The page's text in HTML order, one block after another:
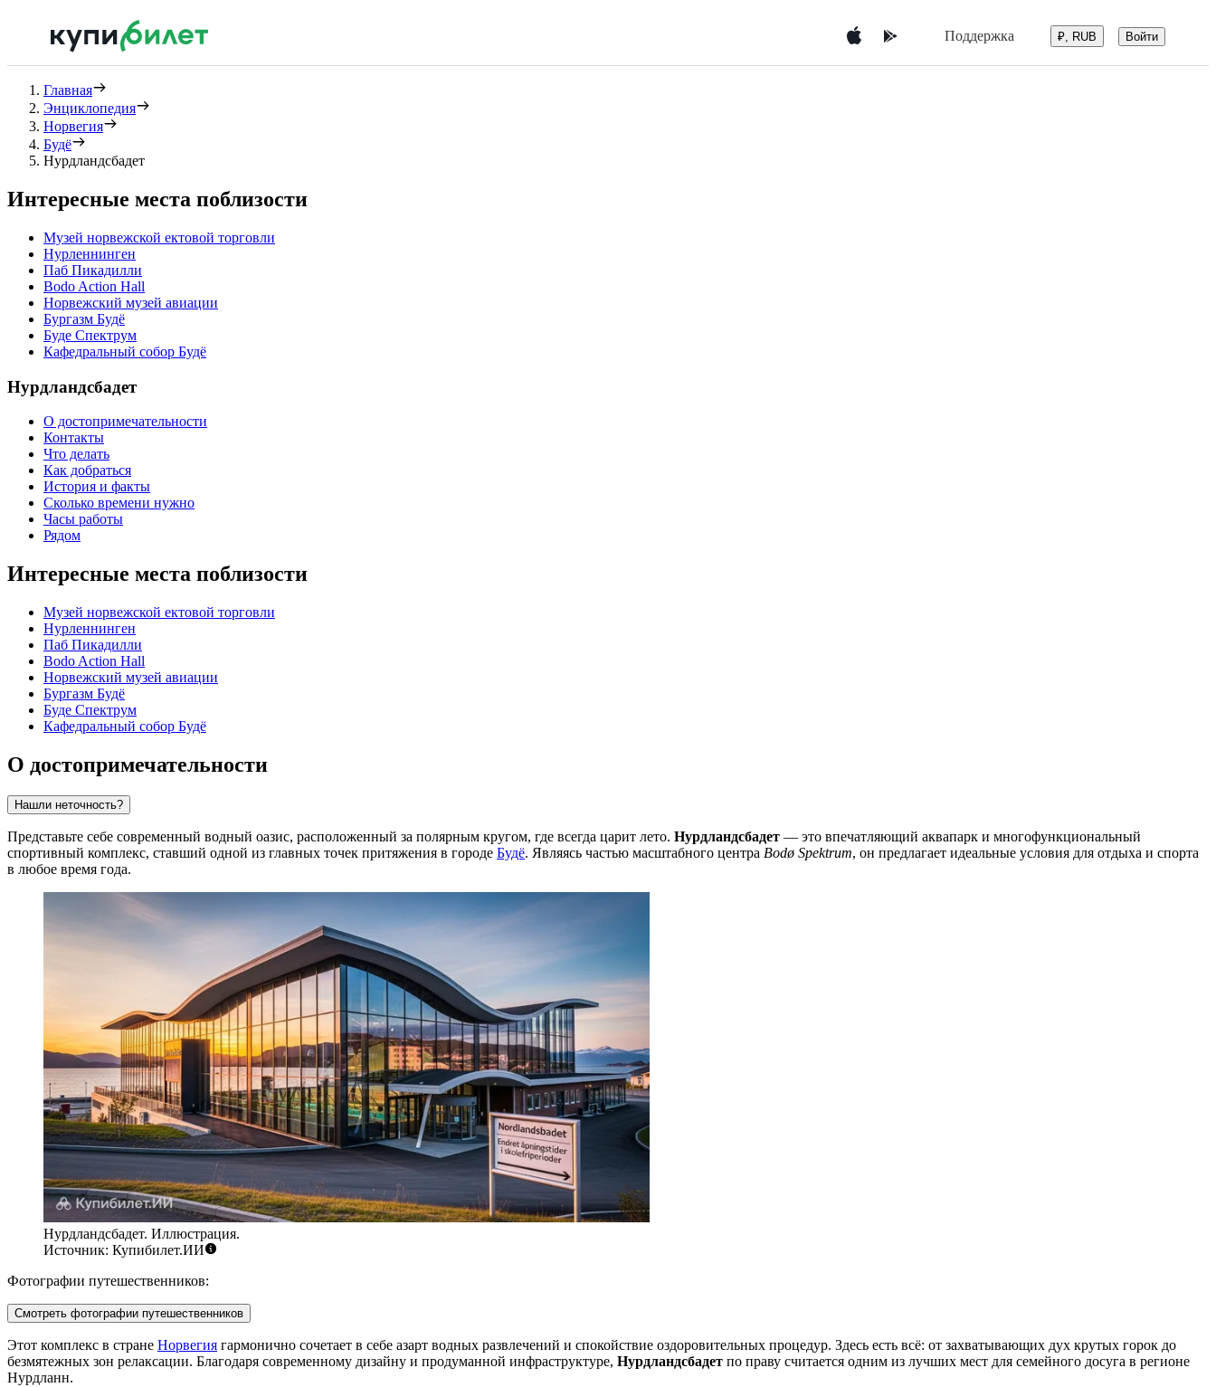
Поддержка ₽, RUB Войти
Главная
Энциклопедия
Норвегия
Будё
Нурдландсбадет
Интересные места поблизости
Музей норвежской ектовой торговли
Нурленнинген
Паб Пикадилли
Bodo Action Hall
Норвежский музей авиации
Бургазм Будё
Буде Спектрум
Кафедральный собор Будё
Нурдландсбадет
О достопримечательности
Контакты
Что делать
Как добраться
История и факты
Сколько времени нужно
Часы работы
Рядом
Интересные места поблизости
Музей норвежской ектовой торговли
Нурленнинген
Паб Пикадилли
Bodo Action Hall
Норвежский музей авиации
Бургазм Будё
Буде Спектрум
Кафедральный собор Будё
О достопримечательности
Нашли неточность?
Представьте себе современный водный оазис, расположенный за полярным кругом, где всегда царит лето. Нурдландсбадет — это впечатляющий аквапарк и многофункциональный
спортивный комплекс, ставший одной из главных точек притяжения в городе Будё. Являясь частью масштабного центра Bodø Spektrum, он предлагает идеальные условия для отдыха и спорта
в любое время года.
Нурдландсбадет. Иллюстрация.
Источник: Купибилет.ИИ
Фотографии путешественников:
Смотреть фотографии путешественников
Этот комплекс в стране Норвегия гармонично сочетает в себе азарт водных развлечений и спокойствие оздоровительных процедур. Здесь есть всё: от захватывающих дух крутых горок до
безмятежных зон релаксации. Благодаря современному дизайну и продуманной инфраструктуре, Нурдландсбадет по праву считается одним из лучших мест для семейного досуга в регионе
Нурдланн.